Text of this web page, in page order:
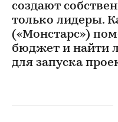
создают
только лидеры.
(«Монстарс»)
бюджет и найти
для запуска